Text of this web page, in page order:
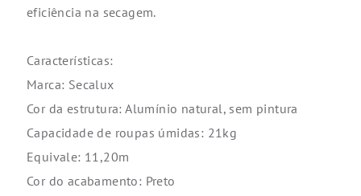
eficiência na secagem.
Características:
Marca: Secalux
Cor da estrutura: Alumínio natural, sem pintura
Capacidade de roupas úmidas: 21kg
Equivale: 11,20m
Cor do acabamento: Preto